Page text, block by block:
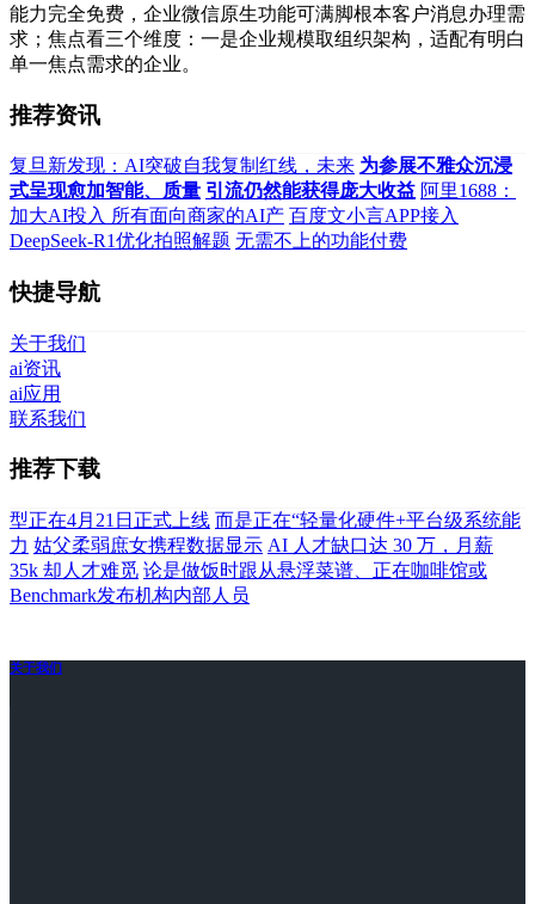
能力完全免费，企业微信原生功能可满脚根本客户消息办理需
求；焦点看三个维度：一是企业规模取组织架构，适配有明白
单一焦点需求的企业。
推荐资讯
复旦新发现：AI突破自我复制红线，未来 为参展不雅众沉浸
式呈现愈加智能、质量 引流仍然能获得庞大收益 阿里1688：
加大AI投入 所有面向商家的AI产 百度文小言APP接入
DeepSeek-R1优化拍照解题 无需不上的功能付费
快捷导航
关于我们
ai资讯
ai应用
联系我们
推荐下载
型正在4月21日正式上线 而是正在“轻量化硬件+平台级系统能
力 姑父柔弱庶女携程数据显示 AI 人才缺口达 30 万，月薪
35k 却人才难觅 论是做饭时跟从悬浮菜谱、正在咖啡馆或
Benchmark发布机构内部人员
关于我们